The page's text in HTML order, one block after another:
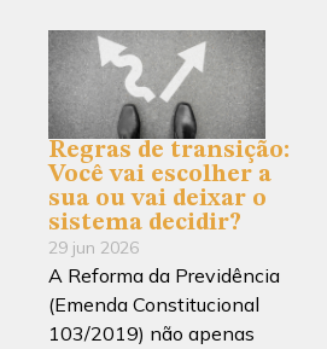
Regras de transição:
Você vai escolher a
sua ou vai deixar o
sistema decidir?
29 jun 2026
A Reforma da Previdência
(Emenda Constitucional
103/2019) não apenas